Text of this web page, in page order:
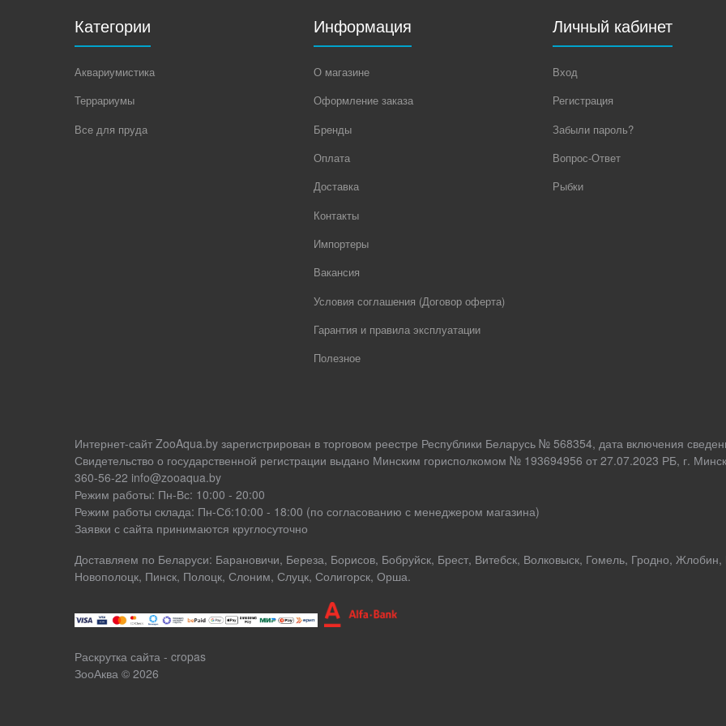
Категории
Аквариумистика
Террариумы
Все для пруда
Информация
О магазине
Оформление заказа
Бренды
Оплата
Доставка
Контакты
Импортеры
Вакансия
Условия соглашения (Договор оферта)
Гарантия и правила эксплуатации
Полезное
Личный кабинет
Вход
Регистрация
Забыли пароль?
Вопрос-Ответ
Рыбки
Интернет-сайт ZooAqua.by зарегистрирован в торговом реестре Республики Беларусь № 568354, дата включения
Свидетельство о государственной регистрации выдано Минским горисполкомом № 193694956 от 27.07.2023 РБ, г.
360-56-22 info@zooaqua.by
Режим работы: Пн-Вс: 10:00 - 20:00
Режим работы склада: Пн-Сб:10:00 - 18:00 (по согласованию с менеджером магазина)
Заявки с сайта принимаются круглосуточно
Доставляем по Беларуси: Барановичи, Береза, Борисов, Бобруйск, Брест, Витебск, Волковыск, Гомель, Гродно,
Новополоцк, Пинск, Полоцк, Слоним, Слуцк, Солигорск, Орша.
Раскрутка сайта - cropas
ЗооАква © 2026